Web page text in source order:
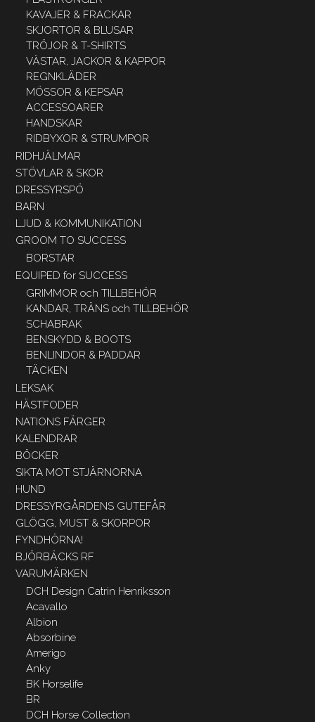
KAVAJER & FRACKAR
SKJORTOR & BLUSAR
TRÖJOR & T-SHIRTS
VÄSTAR, JACKOR & KAPPOR
REGNKLÄDER
MÖSSOR & KEPSAR
ACCESSOARER
HANDSKAR
RIDBYXOR & STRUMPOR
RIDHJÄLMAR
STÖVLAR & SKOR
DRESSYRSPÖ
BARN
LJUD & KOMMUNIKATION
GROOM TO SUCCESS
BORSTAR
EQUIPED for SUCCESS
GRIMMOR och TILLBEHÖR
KANDAR, TRÄNS och TILLBEHÖR
SCHABRAK
BENSKYDD & BOOTS
BENLINDOR & PADDAR
TÄCKEN
LEKSAK
HÄSTFODER
NATIONS FÄRGER
KALENDRAR
BÖCKER
SIKTA MOT STJÄRNORNA
HUND
DRESSYRGÅRDENS GUTEFÅR
GLÖGG, MUST & SKORPOR
FYNDHÖRNA!
BJÖRBÄCKS RF
VARUMÄRKEN
DCH Design Catrin Henriksson
Acavallo
Albion
Absorbine
Amerigo
Anky
BK Horselife
BR
DCH Horse Collection